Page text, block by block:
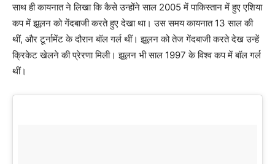
साथ ही कायनात ने लिखा कि कैसे उन्होंने साल 2005 में पाकिस्तान में हुए एशिया
कप में झूलन को गेंदबाजी करते हुए देखा था। उस समय कायनात 13 साल की
थीं, और टूर्नामेंट के दौरान बॉल गर्ल थीं। झूलन को तेज गेंदबाजी करते देख उन्हें
क्रिकेट खेलने की प्रेरणा मिली। झूलन भी साल 1997 के विश्व कप में बॉल गर्ल
थीं।